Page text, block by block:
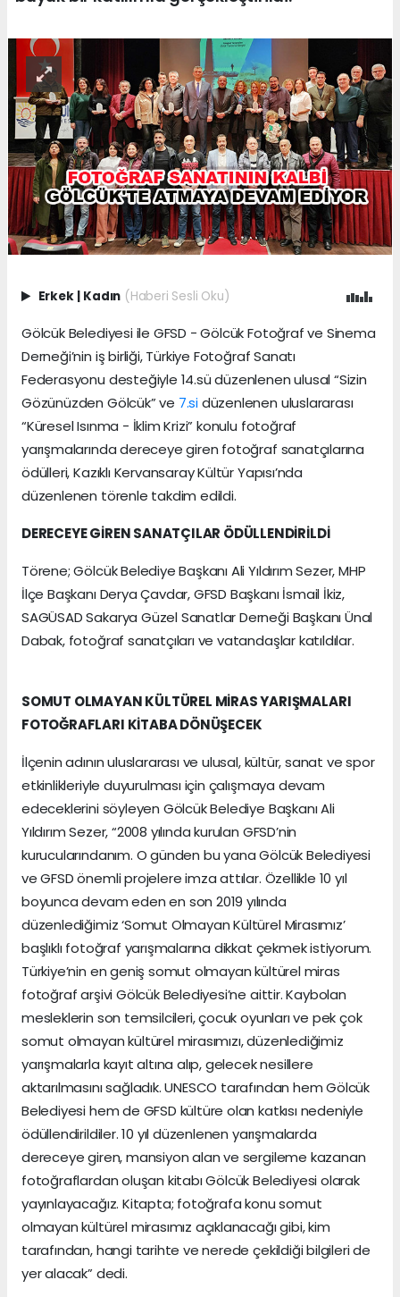
Erkek | Kadın (Haberi Sesli Oku)
Gölcük Belediyesi ile GFSD - Gölcük Fotoğraf ve Sinema
Derneği’nin iş birliği, Türkiye Fotoğraf Sanatı
Federasyonu desteğiyle 14.sü düzenlenen ulusal “Sizin
Gözünüzden Gölcük” ve 7.sidüzenlenen uluslararası
“Küresel Isınma - İklim Krizi” konulu fotoğraf
yarışmalarında dereceye giren fotoğraf sanatçılarına
ödülleri, Kazıklı Kervansaray Kültür Yapısı’nda
düzenlenen törenle takdim edildi.
DERECEYE GİREN SANATÇILAR ÖDÜLLENDİRİLDİ
Törene; Gölcük Belediye Başkanı Ali Yıldırım Sezer, MHP
İlçe Başkanı Derya Çavdar, GFSD Başkanı İsmail İkiz,
SAGÜSAD Sakarya Güzel Sanatlar Derneği Başkanı Ünal
Dabak, fotoğraf sanatçıları ve vatandaşlar katıldılar.
SOMUT OLMAYAN KÜLTÜREL MİRAS YARIŞMALARI
FOTOĞRAFLARI KİTABA DÖNÜŞECEK
İlçenin adının uluslararası ve ulusal, kültür, sanat ve spor
etkinlikleriyle duyurulması için çalışmaya devam
edeceklerini söyleyen Gölcük Belediye Başkanı Ali
Yıldırım Sezer, “2008 yılında kurulan GFSD’nin
kurucularındanım. O günden bu yana Gölcük Belediyesi
ve GFSD önemli projelere imza attılar. Özellikle 10 yıl
boyunca devam eden en son 2019 yılında
düzenlediğimiz ‘Somut Olmayan Kültürel Mirasımız’
başlıklı fotoğraf yarışmalarına dikkat çekmek istiyorum.
Türkiye’nin en geniş somut olmayan kültürel miras
fotoğraf arşivi Gölcük Belediyesi’ne aittir. Kaybolan
mesleklerin son temsilcileri, çocuk oyunları ve pek çok
somut olmayan kültürel mirasımızı, düzenlediğimiz
yarışmalarla kayıt altına alıp, gelecek nesillere
aktarılmasını sağladık. UNESCO tarafından hem Gölcük
Belediyesi hem de GFSD kültüre olan katkısı nedeniyle
ödüllendirildiler. 10 yıl düzenlenen yarışmalarda
dereceye giren, mansiyon alan ve sergileme kazanan
fotoğraflardan oluşan kitabı Gölcük Belediyesi olarak
yayınlayacağız. Kitapta; fotoğrafa konu somut
olmayan kültürel mirasımız açıklanacağı gibi, kim
tarafından, hangi tarihte ve nerede çekildiği bilgileri de
yer alacak” dedi.